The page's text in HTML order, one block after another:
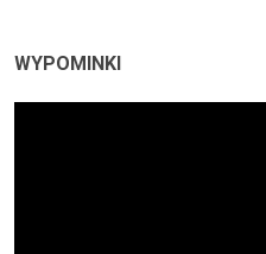
WYPOMINKI